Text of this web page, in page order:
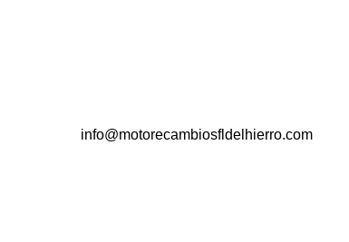
info@motorecambiosfldelhierro.com